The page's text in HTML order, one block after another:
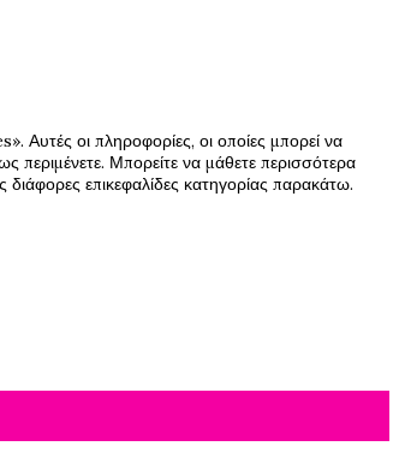
Αυτές οι πληροφορίες, οι οποίες μπορεί να
περιμένετε. Μπορείτε να μάθετε περισσότερα
επικεφαλίδες κατηγορίας παρακάτω.